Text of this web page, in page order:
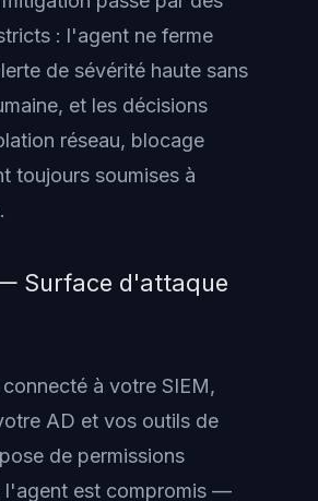
: l'agent ne ferme
de sévérité haute sans
et les décisions
réseau, blocage
toujours soumises à
Surface d'attaque
à votre SIEM,
AD et vos outils de
de permissions
l'agent est compromis —